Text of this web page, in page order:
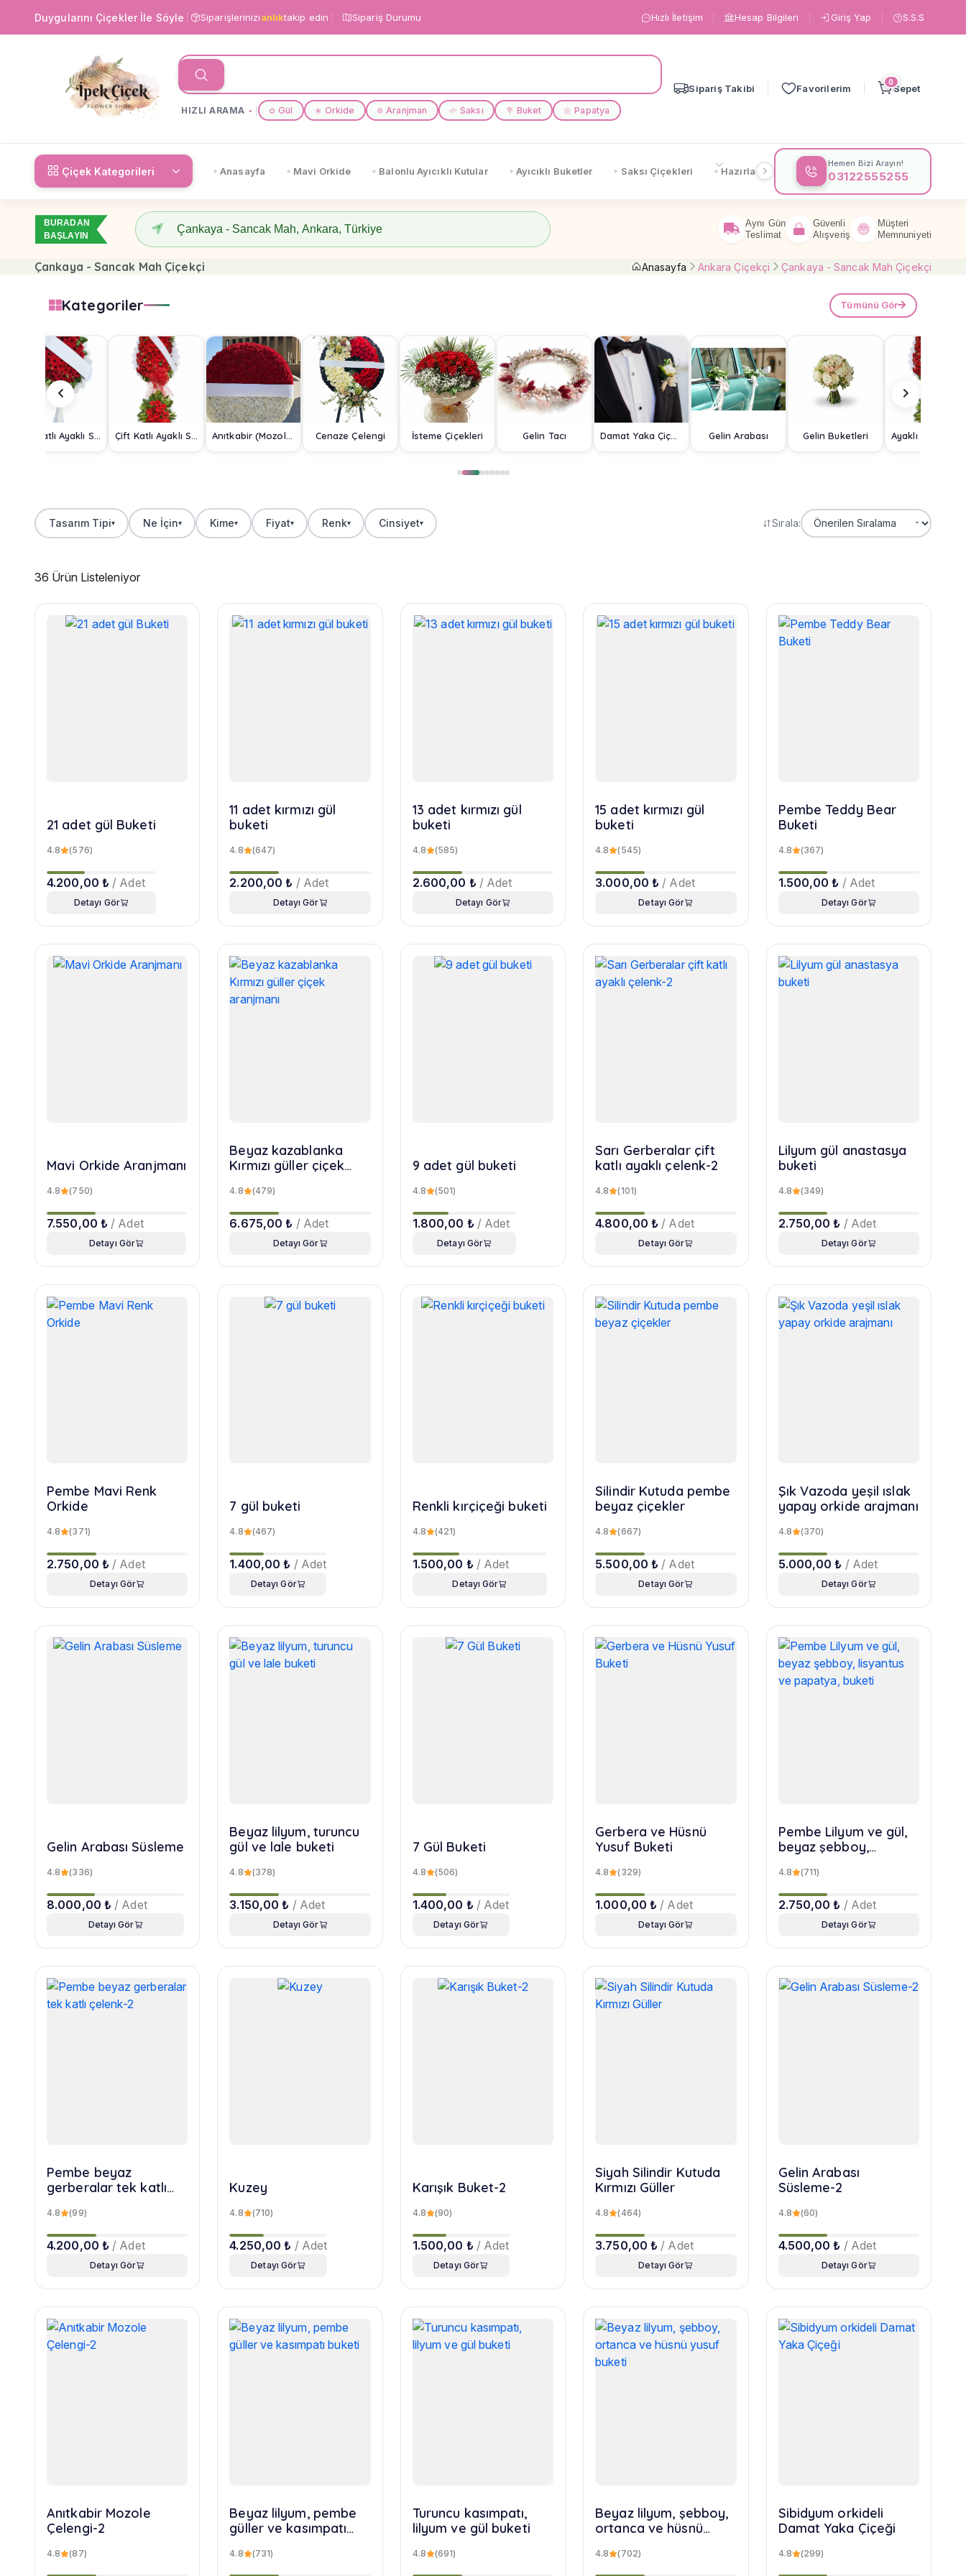
Duygularını Çiçekler İle Söyle Siparişlerinizianlıktakip edin Sipariş Durumu Hızlı İletişim Hesap Bilgileri Giriş Yap S.S.S
HIZLI ARAMA ✿ Gül ❀ Orkide ❁ Aranjman 🌱 Saksı 💐 Buket 🌼 Papatya
Sipariş Takibi Favorilerim
0
Sepet
Çiçek Kategorileri Anasayfa Mavi Orkide Balonlu Ayıcıklı Kutular Ayıcıklı Buketler Saksı Çiçekleri Hazırlanışa Göre Çiçeklere Göre
Hemen Bizi Arayın!
03122555255
BURADAN
BAŞLAYIN
Aynı Gün
Teslimat
Güvenli
Alışveriş
Müşteri
Memnuniyeti
Çankaya - Sancak Mah Çiçekçi Anasayfa Ankara Çiçekçi Çankaya - Sancak Mah Çiçekçi
Kategoriler Tümünü Gör
Tek Katlı Ayaklı Sepet Çift Katlı Ayaklı Sepet Anıtkabir (Mozole) Çelengi Cenaze Çelengi İsteme Çiçekleri Gelin Tacı Damat Yaka Çiçeği Gelin Arabası Gelin Buketleri
Tasarım Tipi▾ Ne İçin▾ Kime▾ Fiyat▾ Renk▾ Cinsiyet▾ Sırala:
36 Ürün Listeleniyor
21 adet gül Buketi
4.8 (576)
4.200,00 ₺ / Adet
Detayı Gör
11 adet kırmızı gül
buketi
4.8 (647)
2.200,00 ₺ / Adet
Detayı Gör
13 adet kırmızı gül
buketi
4.8 (585)
2.600,00 ₺ / Adet
Detayı Gör
15 adet kırmızı gül
buketi
4.8 (545)
3.000,00 ₺ / Adet
Detayı Gör
Pembe Teddy Bear
Buketi
4.8 (367)
1.500,00 ₺ / Adet
Detayı Gör
Mavi Orkide Aranjmanı
4.8 (750)
7.550,00 ₺ / Adet
Detayı Gör
Beyaz kazablanka
Kırmızı güller çiçek
4.8 (479)
6.675,00 ₺ / Adet
Detayı Gör
9 adet gül buketi
4.8 (501)
1.800,00 ₺ / Adet
Detayı Gör
Sarı Gerberalar çift
katlı ayaklı çelenk-2
4.8 (101)
4.800,00 ₺ / Adet
Detayı Gör
Lilyum gül anastasya
buketi
4.8 (349)
2.750,00 ₺ / Adet
Detayı Gör
Pembe Mavi Renk
Orkide
4.8 (371)
2.750,00 ₺ / Adet
Detayı Gör
7 gül buketi
4.8 (467)
1.400,00 ₺ / Adet
Detayı Gör
Renkli kırçiçeği buketi
4.8 (421)
1.500,00 ₺ / Adet
Detayı Gör
Silindir Kutuda pembe
beyaz çiçekler
4.8 (667)
5.500,00 ₺ / Adet
Detayı Gör
Şık Vazoda yeşil ıslak
yapay orkide arajmanı
4.8 (370)
5.000,00 ₺ / Adet
Detayı Gör
Gelin Arabası Süsleme
4.8 (336)
8.000,00 ₺ / Adet
Detayı Gör
Beyaz lilyum, turuncu
gül ve lale buketi
4.8 (378)
3.150,00 ₺ / Adet
Detayı Gör
7 Gül Buketi
4.8 (506)
1.400,00 ₺ / Adet
Detayı Gör
Gerbera ve Hüsnü
Yusuf Buketi
4.8 (329)
1.000,00 ₺ / Adet
Detayı Gör
Pembe Lilyum ve gül,
beyaz şebboy,
buketi
4.8 (711)
2.750,00 ₺ / Adet
Detayı Gör
Pembe beyaz
gerberalar tek katlı
4.8 (99)
4.200,00 ₺ / Adet
Detayı Gör
Kuzey
4.8 (710)
4.250,00 ₺ / Adet
Detayı Gör
Karışık Buket-2
4.8 (90)
1.500,00 ₺ / Adet
Detayı Gör
Siyah Silindir Kutuda
Kırmızı Güller
4.8 (464)
3.750,00 ₺ / Adet
Detayı Gör
Gelin Arabası
Süsleme-2
4.8 (60)
4.500,00 ₺ / Adet
Detayı Gör
Anıtkabir Mozole
Çelengi-2
4.8 (87)
Beyaz lilyum, pembe
güller ve kasımpatı
4.8 (731)
Turuncu kasımpatı,
lilyum ve gül buketi
4.8 (691)
Beyaz lilyum, şebboy,
ortanca ve hüsnü
4.8 (702)
Sibidyum orkideli
Damat Yaka Çiçeği
4.8 (299)